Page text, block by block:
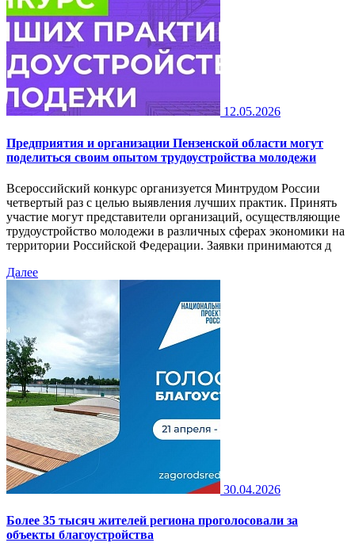
12.05.2026
Предприятия и организации Пензенской области могут
поделиться своим опытом трудоустройства молодежи
Всероссийский конкурс организуется Минтрудом России
четвертый раз с целью выявления лучших практик. Принять
участие могут представители организаций, осуществляющие
трудоустройство молодежи в различных сферах экономики на
территории Российской Федерации. Заявки принимаются д
Далее
30.04.2026
Более 35 тысяч жителей региона проголосовали за
объекты благоустройства